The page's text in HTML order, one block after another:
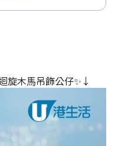
旋木⾺吊飾公仔✨↓